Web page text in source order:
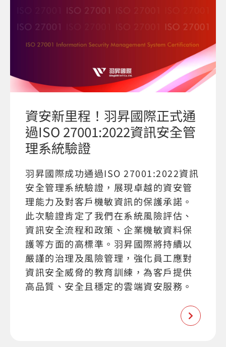
資安新里程！羽昇國際正式通
過ISO 27001:2022資訊安全管
理系統驗證
羽昇國際成功通過ISO 27001:2022資訊
安全管理系統驗證，展現卓越的資安管
理能力及對客戶機敏資訊的保護承諾。
此次驗證肯定了我們在系統風險評估、
資訊安全流程和政策、企業機敏資料保
護等方面的高標準。羽昇國際將持續以
嚴謹的治理及風險管理，強化員工應對
資訊安全威脅的教育訓練，為客戶提供
高品質、安全且穩定的雲端資安服務。